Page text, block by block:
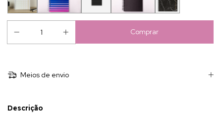
Meios de envio
Descrição